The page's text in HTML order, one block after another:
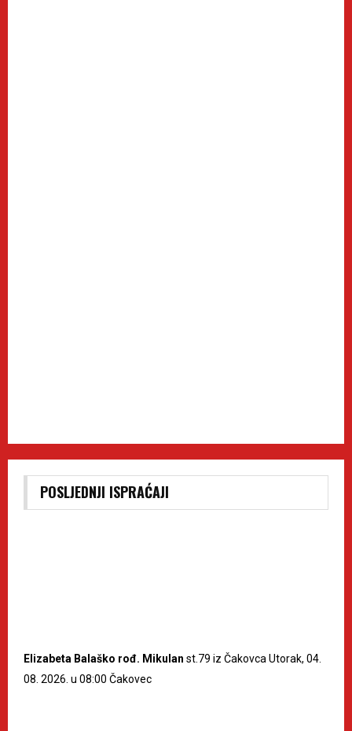
POSLJEDNJI ISPRAĆAJI
Elizabeta Balaško rođ. Mikulan st.79 iz Čakovca Utorak, 04.
08. 2026. u 08:00 Čakovec